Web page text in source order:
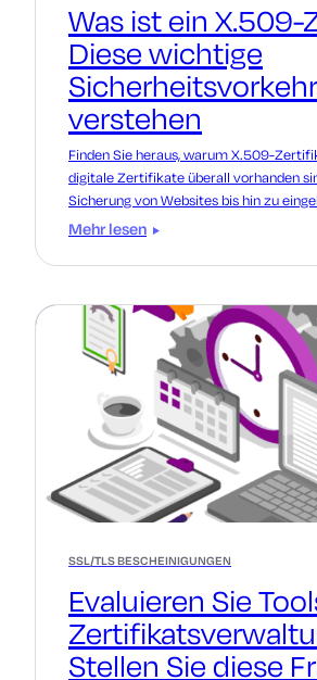
Was ist ein X.509-
Diese wichtige
verstehen
Finden Sie heraus, warum X.509-
digitale Zertifikate überall vorhanden
Sicherung von Websites bis hin zu
Geräten.
Mehr lesen
SSL/TLS BESCHEINIGUNGEN
Evaluieren Sie
Stellen Sie diese